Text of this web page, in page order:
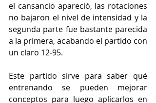
el cansancio apareció, las rotaciones
no bajaron el nivel de intensidad y la
segunda parte fue bastante parecida
a la primera, acabando el partido con
un claro 12-95.
Este partido sirve para saber qué
entrenando se pueden mejorar
conceptos para luego aplicarlos en